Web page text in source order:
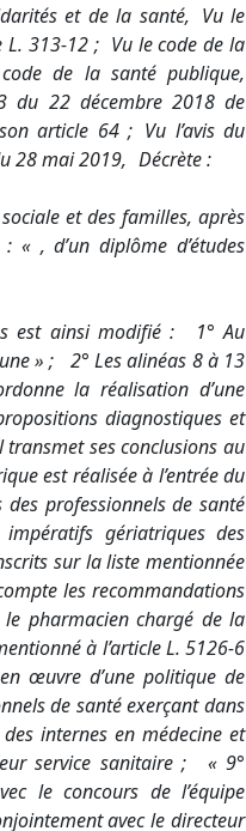
et de la santé, Vu le
L. 313-12 ; Vu le code de la
de la santé publique,
du 22 décembre 2018 de
article 64 ; Vu l’avis du
28 mai 2019, Décrète :
et des familles, après
, d’un diplôme d’études
est ainsi modifié : 1° Au
» ; 2° Les alinéas 8 à 13
la réalisation d’une
diagnostiques et
ses conclusions au
est réalisée à l’entrée du
professionnels de santé
gériatriques des
sur la liste mentionnée
les recommandations
pharmacien chargé de la
à l’article L. 5126-6
œuvre d’une politique de
de santé exerçant dans
internes en médecine et
service sanitaire ; « 9°
le concours de l’équipe
avec le directeur